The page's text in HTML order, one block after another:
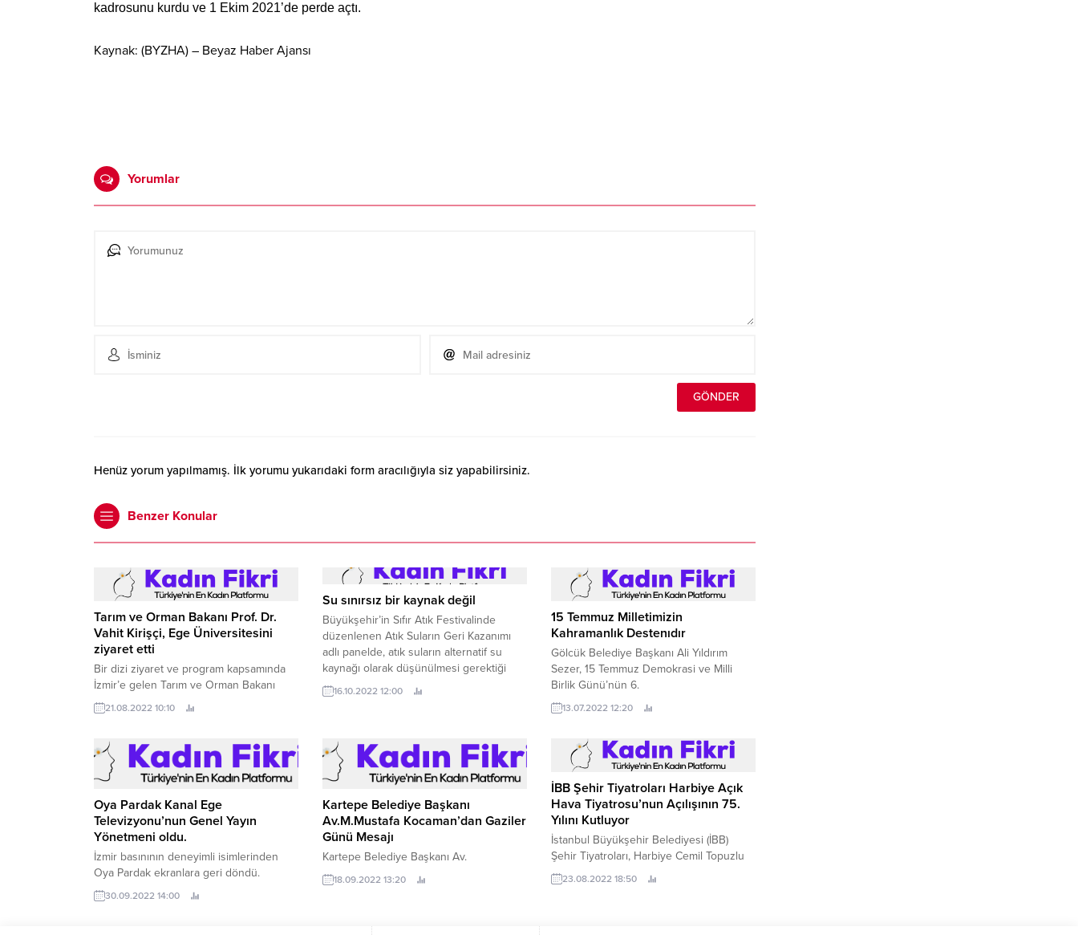
kadrosunu kurdu ve 1 Ekim 2021’de perde açtı.
Kaynak: (BYZHA) – Beyaz Haber Ajansı
Yorumlar
Henüz yorum yapılmamış. İlk yorumu yukarıdaki form aracılığıyla siz yapabilirsiniz.
Benzer Konular
Tarım ve Orman Bakanı Prof. Dr.
Vahit Kirişçi, Ege Üniversitesini
ziyaret etti
Bir dizi ziyaret ve program kapsamında
İzmir’e gelen Tarım ve Orman Bakanı
Prof.21.08.2022 10:10
Su sınırsız bir kaynak değil
Büyükşehir’in Sıfır Atık Festivalinde
düzenlenen Atık Suların Geri Kazanımı
adlı panelde, atık suların alternatif su
kaynağı olarak düşünülmesi gerektiği
ifade edildi Kocaeli Büyükşehir
Belediyesi tarafından sürdürülebilir bir
Geri Kazanımı konuşuldu.
16.10.2022 12:00
15 Temmuz Milletimizin
Kahramanlık Destenıdır
Gölcük Belediye Başkanı Ali Yıldırım
Sezer, 15 Temmuz Demokrasi ve Milli
Birlik Günü’nün 6.
13.07.2022 12:20
Oya Pardak Kanal Ege
Televizyonu’nun Genel Yayın
Yönetmeni oldu.
İzmir basınının deneyimli isimlerinden
Oya Pardak ekranlara geri döndü.
30.09.2022 14:00
Kartepe Belediye Başkanı
Av.M.Mustafa Kocaman’dan Gaziler
Günü Mesajı
Kartepe Belediye Başkanı Av.
18.09.2022 13:20
İBB Şehir Tiyatroları Harbiye Açık
Hava Tiyatrosu’nun Açılışının 75.
Yılını Kutluyor
İstanbul Büyükşehir Belediyesi (İBB)
Şehir Tiyatroları, Harbiye Cemil Topuzlu
Açık Hava Tiyatrosu’nun açılışının 75.
23.08.2022 18:50